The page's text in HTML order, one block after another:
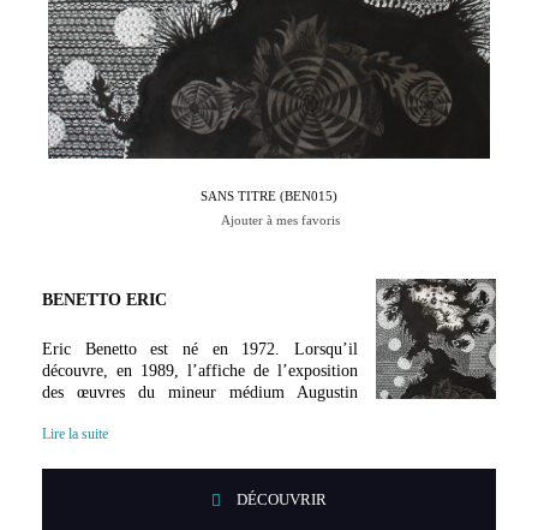
Par Véronique Perriol
SANS TITRE (BEN015)
Ajouter à mes favoris
BENETTO ERIC
Eric Benetto est né en 1972. Lorsqu’il
découvre, en 1989, l’affiche de l’exposition
des œuvres du mineur médium Augustin
méditation - comprend qu’il est possible de donner forme à ses
appartient à cette famille de créateurs. Il exerce, entre deux
Lire la suite
DÉCOUVRIR